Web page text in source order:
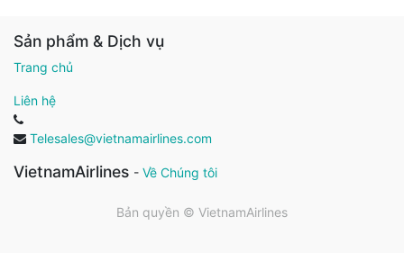
Sản phẩm & Dịch vụ
Trang chủ
Liên hệ
Telesales@vietnamairlines.com
VietnamAirlines - Về Chúng tôi
Bản quyền © VietnamAirlines